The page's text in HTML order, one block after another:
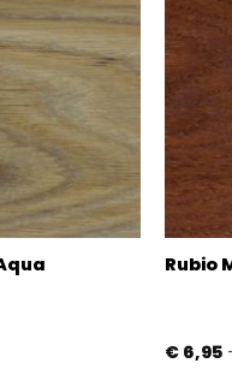
Rubio
€6,95